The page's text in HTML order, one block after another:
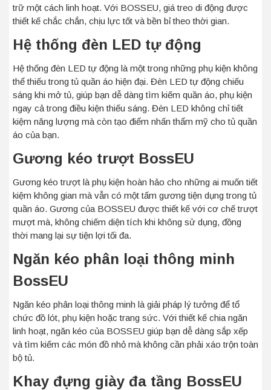
trữ một cách linh hoạt. Với BOSSEU, giá treo di động được
thiết kế chắc chắn, chịu lực tốt và bền bỉ theo thời gian.
Hệ thống đèn LED tự động
Hệ thống đèn LED tự động là một trong những phụ kiện không
thể thiếu trong tủ quần áo hiện đại. Đèn LED tự động chiếu
sáng khi mở tủ, giúp bạn dễ dàng tìm kiếm quần áo, phụ kiện
ngay cả trong điều kiện thiếu sáng. Đèn LED không chỉ tiết
kiệm năng lượng mà còn tạo điểm nhấn thẩm mỹ cho tủ quần
áo của bạn.
Gương kéo trượt BossEU
Gương kéo trượt là phụ kiện hoàn hảo cho những ai muốn tiết
kiệm không gian mà vẫn có một tấm gương tiện dụng trong tủ
quần áo. Gương của BOSSEU được thiết kế với cơ chế trượt
mượt mà, không chiếm diện tích khi không sử dụng, đồng
thời mang lại sự tiện lợi tối đa.
Ngăn kéo phân loại thông minh
BossEU
Ngăn kéo phân loại thông minh là giải pháp lý tưởng để tổ
chức đồ lót, phụ kiện hoặc trang sức. Với thiết kế chia ngăn
linh hoạt, ngăn kéo của BOSSEU giúp bạn dễ dàng sắp xếp
và tìm kiếm các món đồ nhỏ mà không cần phải xáo trộn toàn
bộ tủ.
Khay đựng giày đa tầng BossEU